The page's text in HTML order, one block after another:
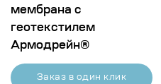
мембрана с
геотекстилем
Армодрейн®
Заказ в один клик